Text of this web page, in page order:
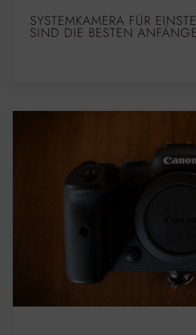
SYSTEMKAMERA FÜR
SIND DIE BESTEN